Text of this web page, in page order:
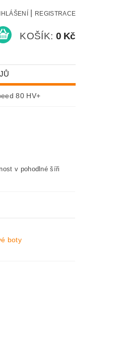
REGISTRACE
KOŠÍK: 0 Kč
80 HV+
v pohodlné šíři
boty